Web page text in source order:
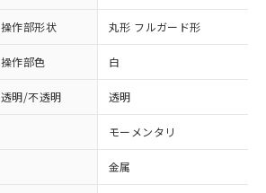
操作部形状 丸形 フルガード形
操作部色 白
透明/不透明 透明
モーメンタリ
金属